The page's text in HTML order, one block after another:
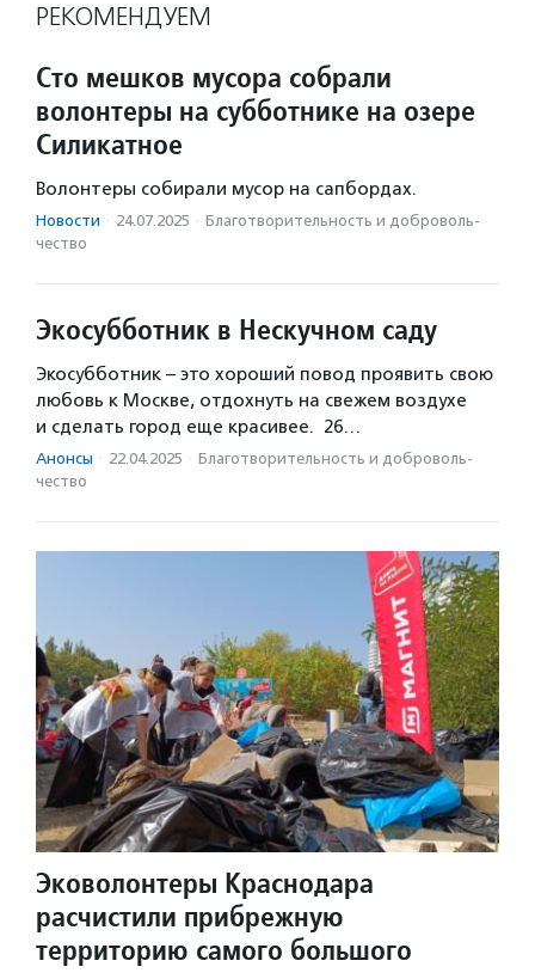
РЕКОМЕНДУЕМ
Сто мешков мусора собрали
волонтеры на субботнике на озере
Силикатное
Волонтеры собирали мусор на сапбордах.
Новости · 24.07.2025 · Благотвори­тель­ность и доброволь­
чест­во
Экосубботник в Нескучном саду
Экосубботник – это хороший повод проявить свою
любовь к Москве, отдохнуть на свежем воздухе
и сделать город еще красивее. 26…
Анонсы · 22.04.2025 · Благотвори­тель­ность и доброволь­
чест­во
Эковолонтеры Краснодара
расчистили прибрежную
территорию самого большого